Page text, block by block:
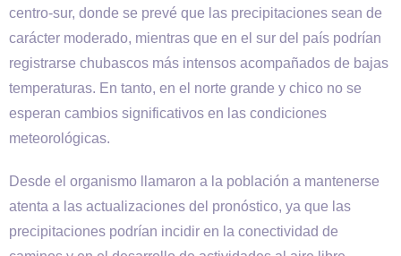
centro-sur, donde se prevé que las precipitaciones sean de
carácter moderado, mientras que en el sur del país podrían
registrarse chubascos más intensos acompañados de bajas
temperaturas. En tanto, en el norte grande y chico no se
esperan cambios significativos en las condiciones
meteorológicas.
Desde el organismo llamaron a la población a mantenerse
atenta a las actualizaciones del pronóstico, ya que las
precipitaciones podrían incidir en la conectividad de